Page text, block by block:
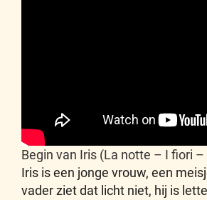
Begin van Iris (La notte – I fiori
Iris is een jonge vrouw, een
vader ziet dat licht niet, hij is